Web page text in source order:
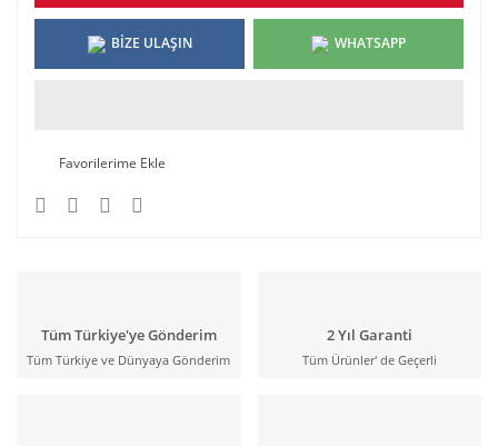
BİZE ULAŞIN WHATSAPP
Tüm Türkiye'ye Gönderim
Tüm Türkiye ve Dünyaya Gönderim
2 Yıl Garanti
Tüm Ürünler' de Geçerli